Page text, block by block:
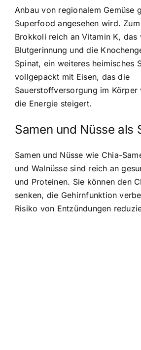
Anbau von regionalem Gemüse
Superfood angesehen wird.
Brokkoli reich an Vitamin K,
Blutgerinnung und die
Spinat, ein weiteres heimisches
vollgepackt mit Eisen, das die
Sauerstoffversorgung im Körper
die Energie steigert.
Samen und Nüsse als
Samen und Nüsse wie Chia-
und Walnüsse sind reich an
und Proteinen. Sie können den
senken, die Gehirnfunktion
Risiko von Entzündungen